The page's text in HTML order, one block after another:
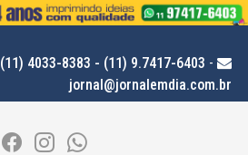
(11) 4033-8383 - (11) 9.7417-6403 -
jornal@jornalemdia.com.br